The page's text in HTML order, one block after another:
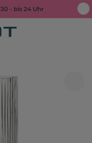
- bis 24 Uhr